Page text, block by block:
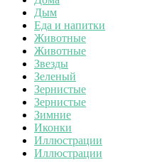
Дым
Еда и напитки
Животные
Животные
Звезды
Зеленый
Зернистые
Зернистые
Зимние
Иконки
Иллюстрации
Иллюстрации